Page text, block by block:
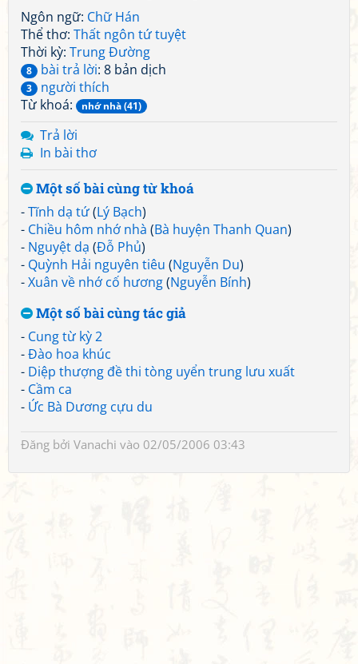
Ngôn ngữ: Chữ Hán
Thể thơ: Thất ngôn tứ tuyệt
Thời kỳ: Trung Đường
8 bài trả lời: 8 bản dịch
3
người thích
Từ khoá:
nhớ nhà (41)
Trả lời
In bài thơ
Một số bài cùng từ khoá
-Tĩnh dạ tứ(Lý Bạch)
- Chiều hôm nhớ nhà (Bà huyện Thanh Quan)
- Nguyệt dạ (Đỗ Phủ)
- Quỳnh Hải nguyên tiêu (Nguyễn Du)
-Xuân về nhớ cố hương(Nguyễn Bính)
Một số bài cùng tác giả
- Cung từ kỳ 2
-Đào hoa khúc
- Diệp thượng đề thi tòng uyển trung lưu xuất
- Cầm ca
- Ức Bà Dương cựu du
Đăng bởi Vanachi vào 02/05/2006 03:43